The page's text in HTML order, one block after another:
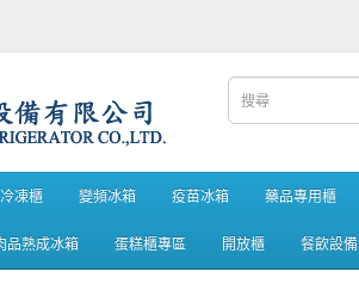
凍櫃 變頻冰箱 疫苗冰箱 藥品專用櫃
品熟成冰箱 蛋糕櫃專區 開放櫃 餐飲設備